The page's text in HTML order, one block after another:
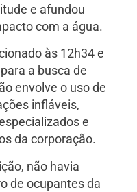
e afundou
com a água.
às 12h34 e
a busca de
envolve o uso de
infláveis,
e
da corporação.
não havia
de ocupantes da